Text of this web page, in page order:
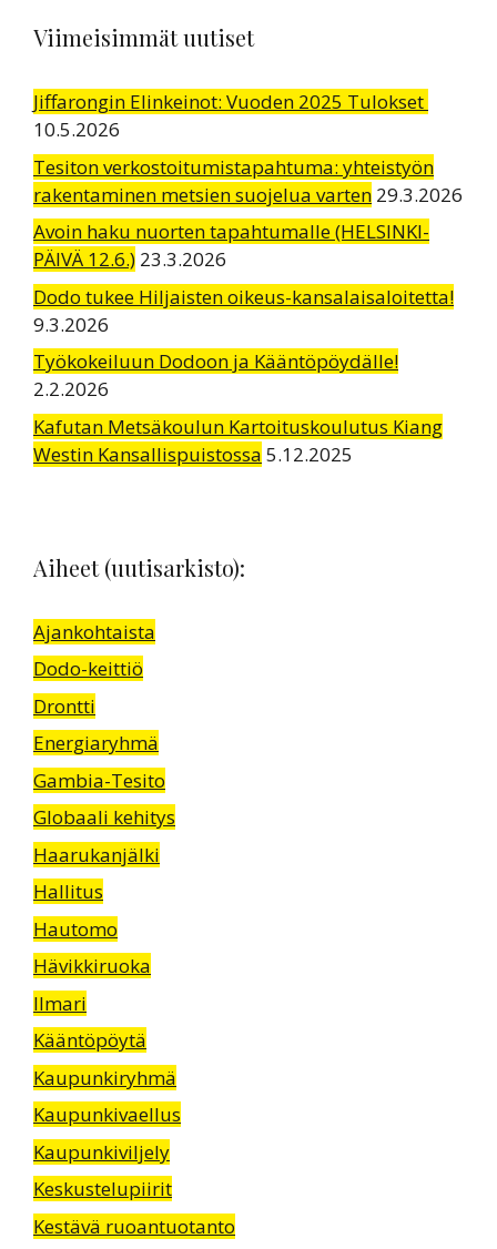
Viimeisimmät uutiset
Jiffarongin Elinkeinot: Vuoden 2025 Tulokset
10.5.2026
Tesiton verkostoitumistapahtuma: yhteistyön
rakentaminen metsien suojelua varten 29.3.2026
Avoin haku nuorten tapahtumalle (HELSINKI-
PÄIVÄ 12.6.) 23.3.2026
Dodo tukee Hiljaisten oikeus-kansalaisaloitetta!
9.3.2026
Työkokeiluun Dodoon ja Kääntöpöydälle!
2.2.2026
Kafutan Metsäkoulun Kartoituskoulutus Kiang
Westin Kansallispuistossa 5.12.2025
Aiheet (uutisarkisto):
Ajankohtaista
Dodo-keittiö
Drontti
Energiaryhmä
Gambia-Tesito
Globaali kehitys
Haarukanjälki
Hallitus
Hautomo
Hävikkiruoka
Ilmari
Kääntöpöytä
Kaupunkiryhmä
Kaupunkivaellus
Kaupunkiviljely
Keskustelupiirit
Kestävä ruoantuotanto